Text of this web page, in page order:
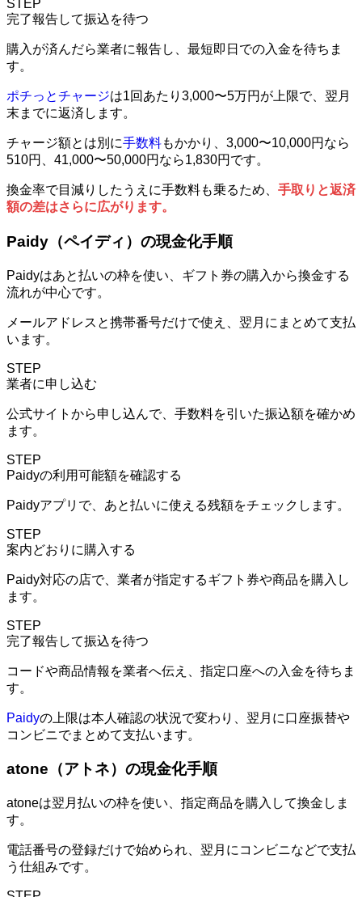
STEP
完了報告して振込を待つ
購入が済んだら業者に報告し、最短即日での入金を待ちま
す。
ポチっとチャージは1回あたり3,000〜5万円が上限で、翌月
末までに返済します。
チャージ額とは別に手数料もかかり、3,000〜10,000円なら
510円、41,000〜50,000円なら1,830円です。
換金率で目減りしたうえに手数料も乗るため、 手取りと返済
額の差はさらに広がります。
Paidy（ペイディ）の現金化手順
Paidyはあと払いの枠を使い、ギフト券の購入から換金する
流れが中心です。
メールアドレスと携帯番号だけで使え、翌月にまとめて支払
います。
STEP
業者に申し込む
公式サイトから申し込んで、手数料を引いた振込額を確かめ
ます。
STEP
Paidyの利用可能額を確認する
Paidyアプリで、あと払いに使える残額をチェックします。
STEP
案内どおりに購入する
Paidy対応の店で、業者が指定するギフト券や商品を購入し
ます。
STEP
完了報告して振込を待つ
コードや商品情報を業者へ伝え、指定口座への入金を待ちま
す。
Paidyの上限は本人確認の状況で変わり、翌月に口座振替や
コンビニでまとめて支払います。
atone（アトネ）の現金化手順
atoneは翌月払いの枠を使い、指定商品を購入して換金しま
す。
電話番号の登録だけで始められ、翌月にコンビニなどで支払
う仕組みです。